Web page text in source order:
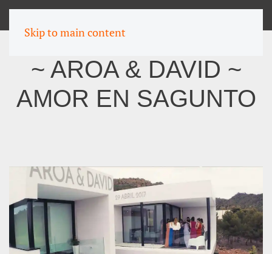
Skip to main content
~ AROA & DAVID ~
AMOR EN SAGUNTO